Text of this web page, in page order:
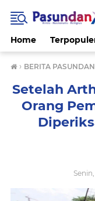
Home
› BERITA PASUNDAN
Setelah
Orang